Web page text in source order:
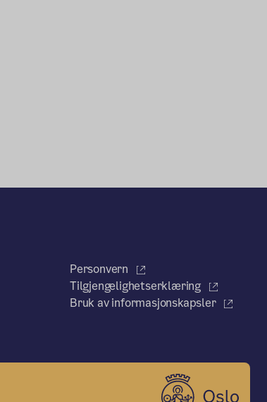
Personvern
Tilgjengelighetserklæring
Bruk av informasjonskapsler